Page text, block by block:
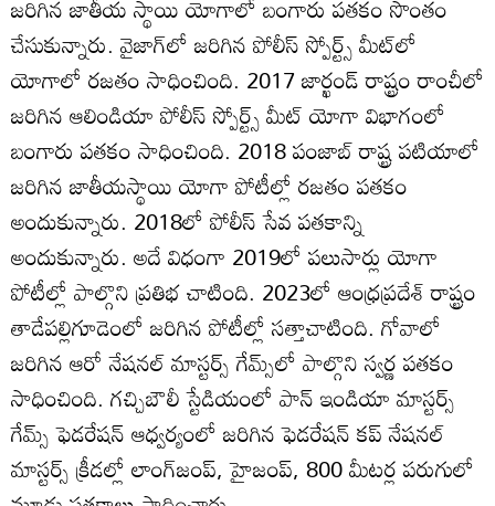
జరిగిన జాతీయ స్థాయి యోగాలో బంగారు పతకం సొంతం
చేసుకున్నారు. వైజాగ్‌లో జరిగిన పోలీస్‌ స్పోర్ట్స్‌ మీట్‌లో
యోగాలో రజతం సాధించింది. 2017 జార్ఖండ్‌ రాష్ట్రం రాంచీలో
జరిగిన ఆలిండియా పోలీస్‌ స్పోర్ట్స్‌ మీట్‌ యోగా విభాగంలో
బంగారు పతకం సాధించింది. 2018 పంజాబ్‌ రాష్ట్ర పటియాలో
జరిగిన జాతీయస్థాయి యోగా పోటీల్లో రజతం పతకం
అందుకున్నారు. 2018లో పోలీస్‌ సేవ పతకాన్ని
అందుకున్నారు. అదే విధంగా 2019లో పలుసార్లు యోగా
పోటీల్లో పాల్గొని ప్రతిభ చాటింది. 2023లో ఆంధ్రప్రదేశ్‌ రాష్ట్రం
తాడేపల్లిగూడెంలో జరిగిన పోటీల్లో సత్తాచాటింది. గోవాలో
జరిగిన ఆరో నేషనల్‌ మాస్టర్స్‌ గేమ్స్‌లో పాల్గొని స్వర్ణ పతకం
సాధించింది. గచ్చిబౌలీ స్టేడియంలో పాన్‌ ఇండియా మాస్టర్స్‌
గేమ్స్‌ ఫెడరేషన్‌ ఆధ్వర్యంలో జరిగిన ఫెడరేషన్‌ కప్‌ నేషనల్‌
మాస్టర్స్‌ క్రీడల్లో లాంగ్‌జంప్‌, హైజంప్‌, 800 మీటర్ల పరుగులో